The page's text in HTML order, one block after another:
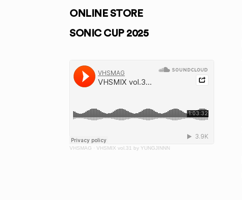
ONLINE STORE
SONIC CUP 2025
VHSMAG · VHSMIX vol.31 by YUNGJINNN